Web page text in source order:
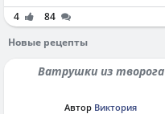
4
84
Новые рецепты
Ватрушки из творога
Автор Виктория